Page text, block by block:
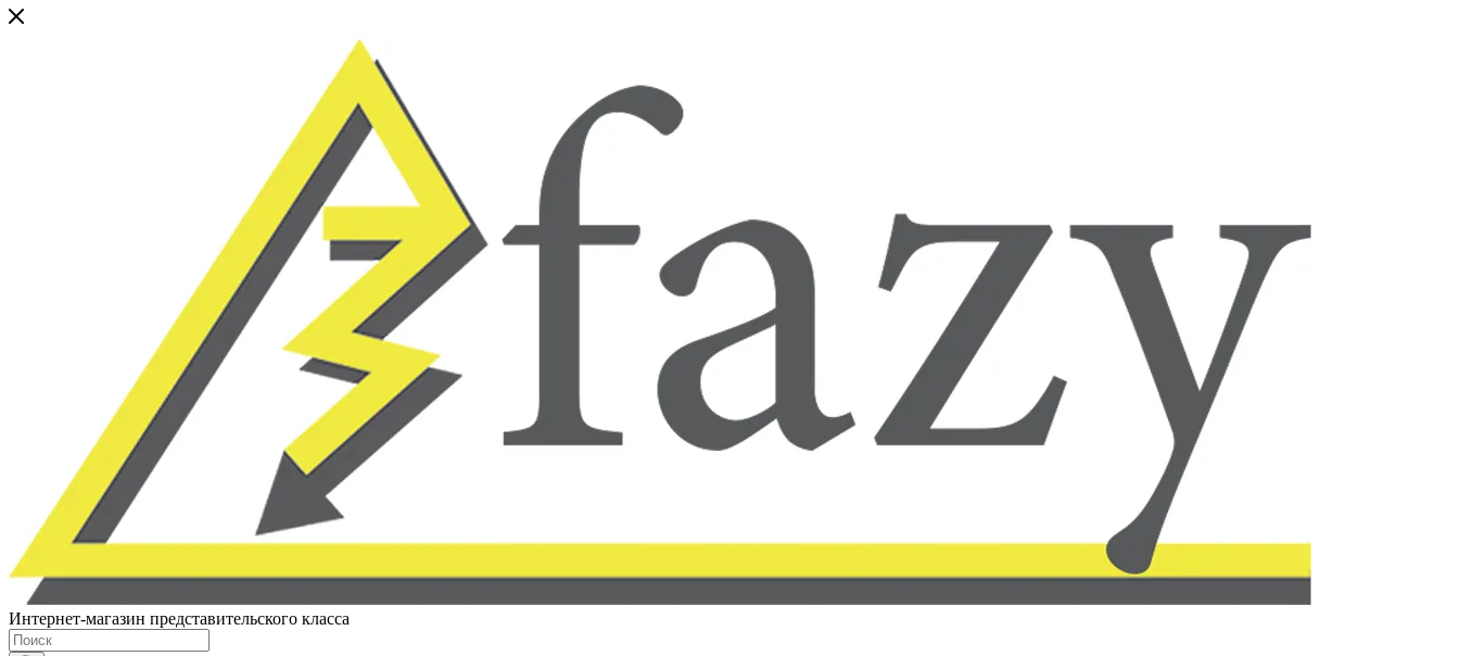
Интернет-магазин представительского класса